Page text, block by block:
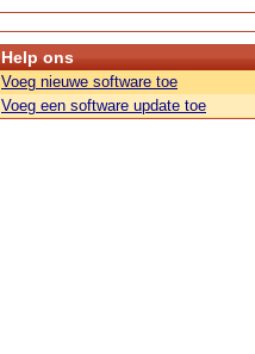
Help ons
Voeg nieuwe software toe
Voeg een software update toe